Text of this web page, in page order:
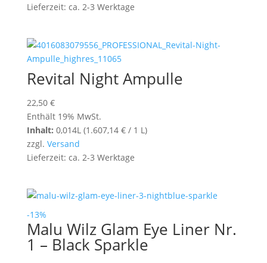
Lieferzeit: ca. 2-3 Werktage
Revital Night Ampulle
22,50 €
Enthält 19% MwSt.
Inhalt: 0,014L (1.607,14 €/ 1 L)
zzgl. Versand
Lieferzeit: ca. 2-3 Werktage
-13%
Malu Wilz Glam Eye Liner Nr.
1 – Black Sparkle